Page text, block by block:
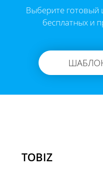
Выберите готовый
бесплатных и
TOBIZ